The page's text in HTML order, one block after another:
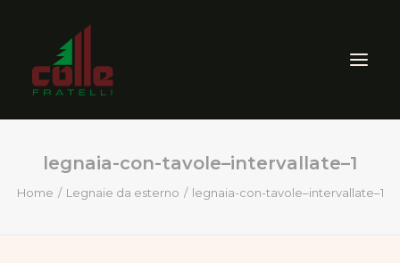
AZIENDA
legnaia-con-tavole–intervallate–1
Home Legnaie da esterno legnaia-con-tavole–intervallate–1